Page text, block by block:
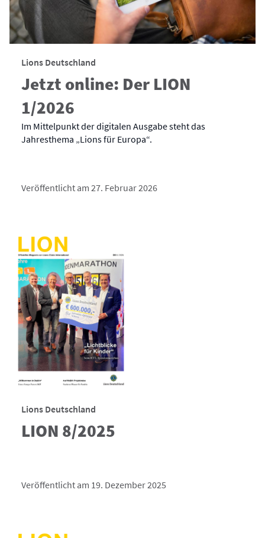
Lions Deutschland
Jetzt online: Der LION
1/2026
Im Mittelpunkt der digitalen Ausgabe steht das
Jahresthema „Lions für Europa“.
Veröffentlicht am 27. Februar 2026
Lions Deutschland
LION 8/2025
Veröffentlicht am 19. Dezember 2025